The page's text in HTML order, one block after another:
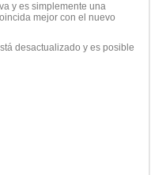
y es simplemente una
mejor con el nuevo
desactualizado y es posible